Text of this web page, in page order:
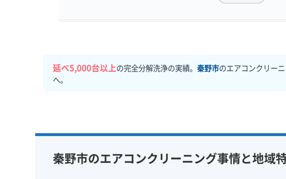
延べ5,000台以上の完全分解洗浄の実績。 秦野市のエアコンクリー
へ。
秦野市のエアコンクリーニング事情と地域